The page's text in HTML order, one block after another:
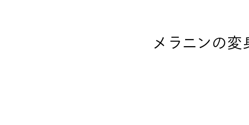
メラニンの変